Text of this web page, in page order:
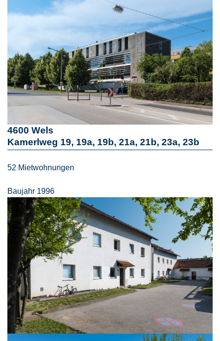
4600 Wels
Kamerlweg 19, 19a, 19b, 21a, 21b, 23a, 23b
52 Mietwohnungen
Baujahr 1996